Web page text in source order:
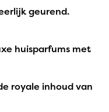
geurend.
huisparfums met
royale inhoud van